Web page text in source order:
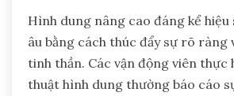
Hình dung nâng cao đáng kể hiệu
âu bằng cách thúc đẩy sự rõ ràng
tinh thần. Các vận động viên thực
thuật hình dung thường báo cáo